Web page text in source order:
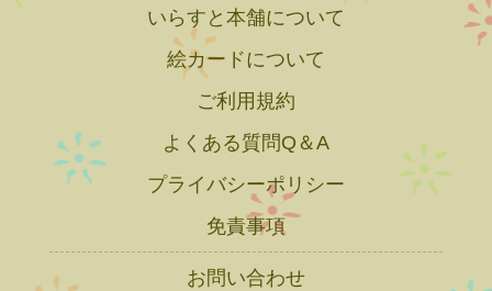
いらすと本舗について
絵カードについて
ご利用規約
よくある質問Q＆A
プライバシーポリシー
免責事項
お問い合わせ